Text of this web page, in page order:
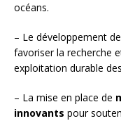
océans.
– Le développement de
favoriser la recherche
exploitation durable
– La mise en place de
innovants pour